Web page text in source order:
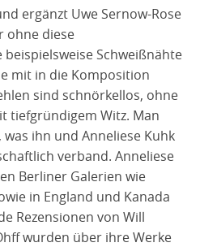
ergänzt Uwe Sernow-Rose
ohne diese
Schweißnähte
mit in die Komposition
sind schnörkellos, ohne
tiefgründigem Witz. Man
ihn und Anneliese Kuhk
verband. Anneliese
Berliner Galerien wie
in England und Kanada
Rezensionen von Will
wurden über ihre Werke